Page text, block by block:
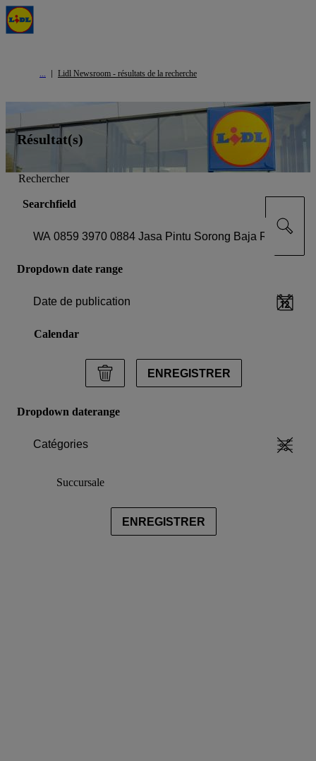
Lidl Newsroom - résultats de la recherche
Résultat(s)
Rechercher
Searchfield
Dropdown date range
Date de publication
Calendar
ENREGISTRER
Dropdown daterange
Catégories
Succursale
ENREGISTRER